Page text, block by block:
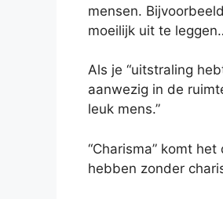
mensen.
moeilijk uit te
Als je “uitstraling
aanwezig in de
leuk mens.”
“Charisma” komt
hebben zonder